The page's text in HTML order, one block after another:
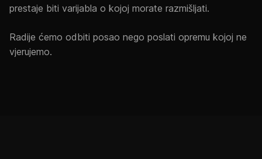
prestaje biti varijabla o kojoj morate razmišljati.
Radije ćemo odbiti posao nego poslati opremu kojoj ne
vjerujemo.